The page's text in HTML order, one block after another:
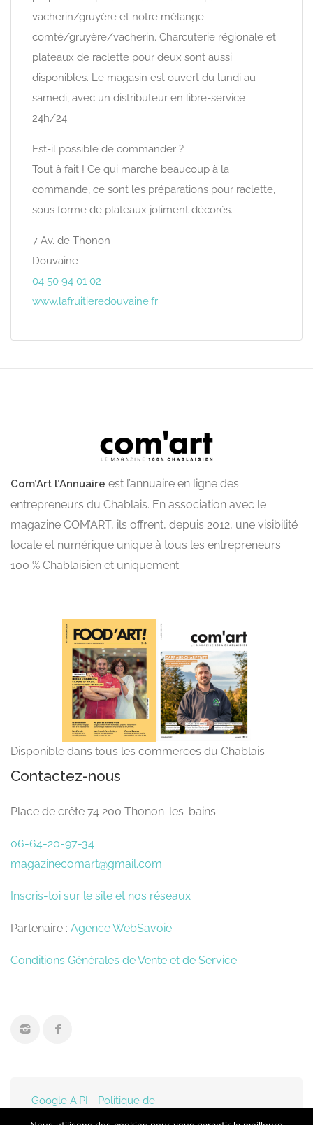
vacherin/gruyère et notre mélange
comté/gruyère/vacherin. Charcuterie régionale et
plateaux de raclette pour deux sont aussi
disponibles. Le magasin est ouvert du lundi au
samedi, avec un distributeur en libre-service
24h/24.
Est-il possible de commander ?
Tout à fait ! Ce qui marche beaucoup à la
commande, ce sont les préparations pour raclette,
sous forme de plateaux joliment décorés.
7 Av. de Thonon
Douvaine
04 50 94 01 02
www.lafruitieredouvaine.fr
Com’Art l’Annuaire est l’annuaire en ligne des
entrepreneurs du Chablais. En association avec le
magazine COM’ART, ils offrent, depuis 2012, une visibilité
locale et numérique unique à tous les entrepreneurs.
100 % Chablaisien et uniquement.
Disponible dans tous les commerces du Chablais
Contactez-nous
Place de crête 74 200 Thonon-les-bains
06-64-20-97-34
magazinecomart@gmail.com
Inscris-toi sur le site et nos réseaux
Partenaire : Agence WebSavoie
Conditions Générales de Vente et de Service
Google A.PI - Politique de
confidentialité - Mis en